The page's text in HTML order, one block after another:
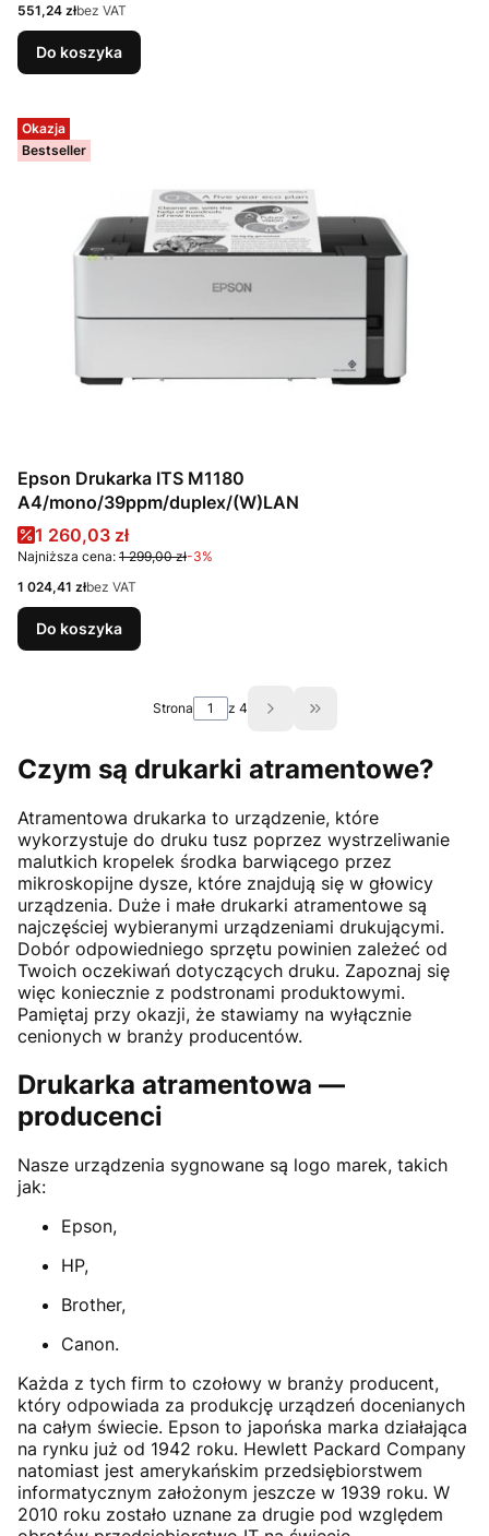
Cena
551,24 złbez VAT
Do koszyka
Okazja
Bestseller
Epson Drukarka ITS M1180
A4/mono/39ppm/duplex/(W)LAN
Cena promocyjna
1 260,03 zł
Najniższa cena: 1 299,00 zł-3%
Cena
1 024,41 złbez VAT
Do koszyka
Strona z 4 Przejdź do ostatniej
Czym są drukarki atramentowe?
Atramentowa drukarka to urządzenie, które
wykorzystuje do druku tusz poprzez wystrzeliwanie
malutkich kropelek środka barwiącego przez
mikroskopijne dysze, które znajdują się w głowicy
urządzenia. Duże i małe drukarki atramentowe są
najczęściej wybieranymi urządzeniami drukującymi.
Dobór odpowiedniego sprzętu powinien zależeć od
Twoich oczekiwań dotyczących druku. Zapoznaj się
więc koniecznie z podstronami produktowymi.
Pamiętaj przy okazji, że stawiamy na wyłącznie
cenionych w branży producentów.
Drukarka atramentowa —
producenci
Nasze urządzenia sygnowane są logo marek, takich
jak:
Epson,
HP,
Brother,
Canon.
Każda z tych firm to czołowy w branży producent,
który odpowiada za produkcję urządzeń docenianych
na całym świecie. Epson to japońska marka działająca
na rynku już od 1942 roku. Hewlett Packard Company
natomiast jest amerykańskim przedsiębiorstwem
informatycznym założonym jeszcze w 1939 roku. W
2010 roku zostało uznane za drugie pod względem